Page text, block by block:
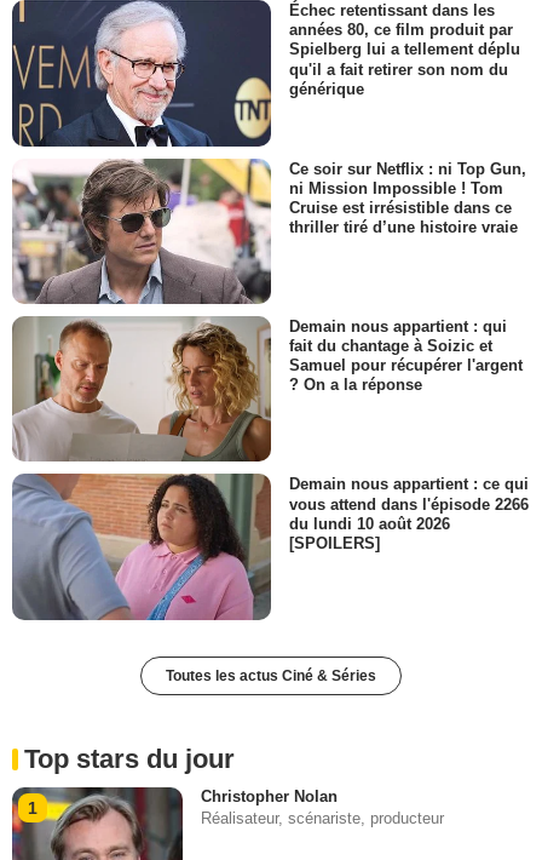
Échec retentissant dans les
années 80, ce film produit par
Spielberg lui a tellement déplu
qu'il a fait retirer son nom du
générique
Ce soir sur Netflix : ni Top Gun,
ni Mission Impossible ! Tom
Cruise est irrésistible dans ce
thriller tiré d’une histoire vraie
Demain nous appartient : qui
fait du chantage à Soizic et
Samuel pour récupérer l'argent
? On a la réponse
Demain nous appartient : ce qui
vous attend dans l'épisode 2266
du lundi 10 août 2026
[SPOILERS]
Toutes les actus Ciné & Séries
Top stars du jour
1
Christopher Nolan
Réalisateur, scénariste, producteur